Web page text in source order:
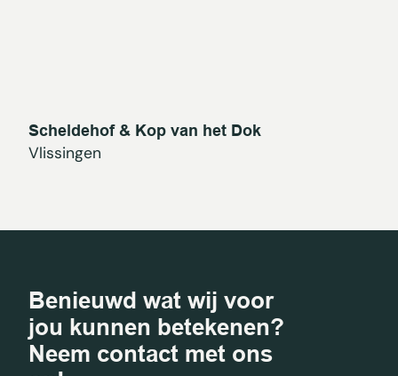
Scheldehof & Kop van het Dok
Vlissingen
Benieuwd wat wij voor
jou kunnen betekenen?
Neem contact met ons